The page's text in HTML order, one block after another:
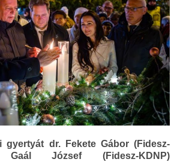
gyertyát dr. Fekete Gábor (Fidesz-
József (Fidesz-KDNP)